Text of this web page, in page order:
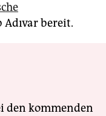
bereit.
den kommenden